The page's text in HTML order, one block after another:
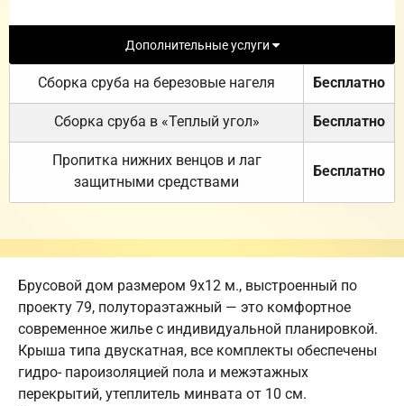
Дополнительные услуги
Сборка сруба на березовые нагеля Бесплатно
Сборка сруба в «Теплый угол» Бесплатно
Пропитка нижних венцов и лаг
защитными средствами
Бесплатно
Брусовой дом размером 9х12 м., выстроенный по
проекту 79, полутораэтажный — это комфортное
современное жилье с индивидуальной планировкой.
Крыша типа двускатная, все комплекты обеспечены
гидро- пароизоляцией пола и межэтажных
перекрытий, утеплитель минвата от 10 см.